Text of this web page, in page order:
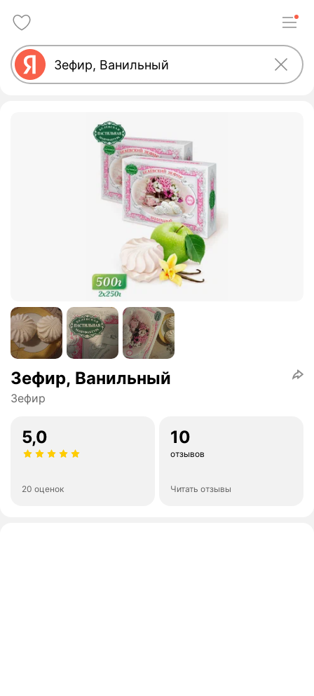
Зефир, Ванильный
Зефир
5,0
20 оценок
10
отзывов
Читать отзывы